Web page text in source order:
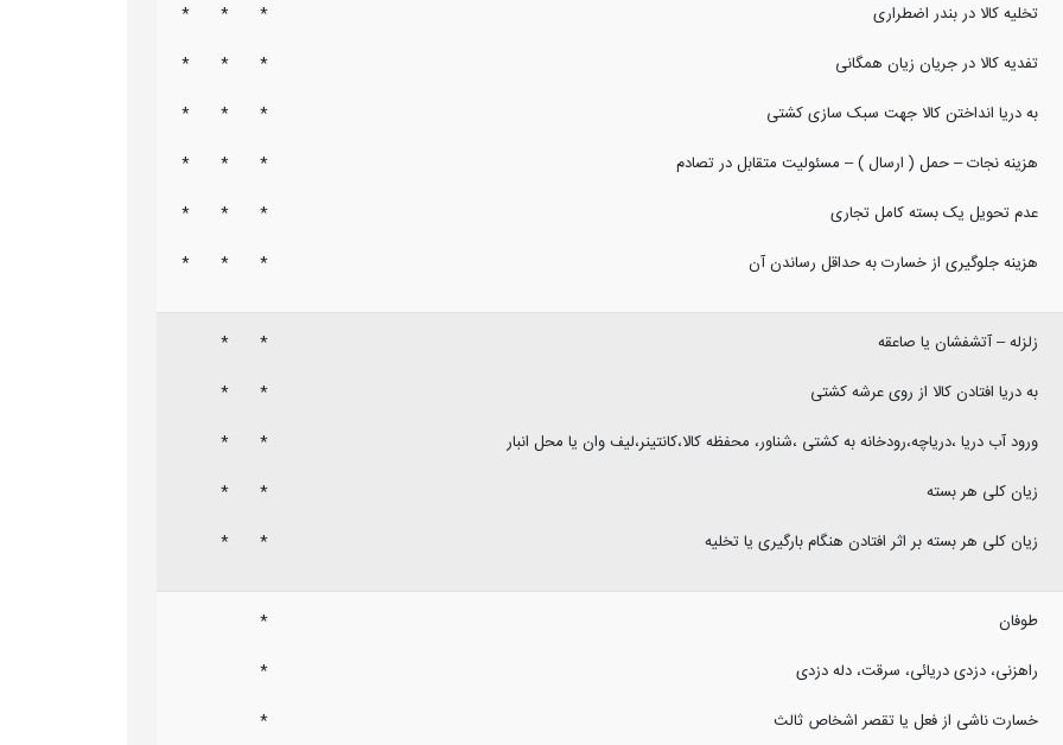
تخلیه کالا در بندر اضطراری
تفدیه کالا در جریان زیان همگانی
به دریا انداختن کالا جهت سبک سازی کشتی
هزینه نجات – حمل ( ارسال ) – مسئولیت متقابل در تصادم
عدم تحویل یک بسته کامل تجاری
هزینه جلوگیری از خسارت به حداقل رساندن آن
*
*
*
*
*
*
*
*
*
*
*
*
*
*
*
*
*
*
زلزله – آتشفشان یا صاعقه
به دریا افتادن کالا از روی عرشه کشتی
ورود آب دریا ،دریاچه،رودخانه به کشتی ،شناور، محفظه کالا،کانتینر،لیف وان یا محل انبار
زیان کلی هر بسته
زیان کلی هر بسته بر اثر افتادن هنگام بارگیری یا تخلیه
*
*
*
*
*
*
*
*
*
*
طوفان
راهزنی، دزدی دریائی، سرقت، دله دزدی
خسارت ناشی از فعل یا تقصر اشخاص ثالث
*
*
*